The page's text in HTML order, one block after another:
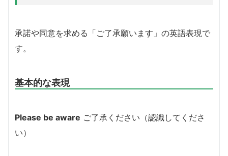
承諾や同意を求める「ご了承願います」の英語表現で
す。
基本的な表現
Please be aware ご了承ください（認識してくださ
い）